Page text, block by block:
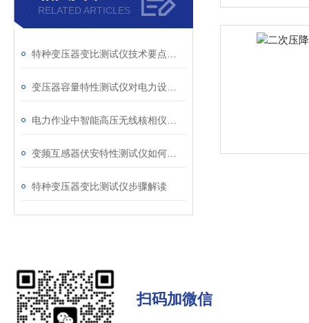
RELATED ARTICLES
特种变压器变比测试仪步骤解读
扫码加微信